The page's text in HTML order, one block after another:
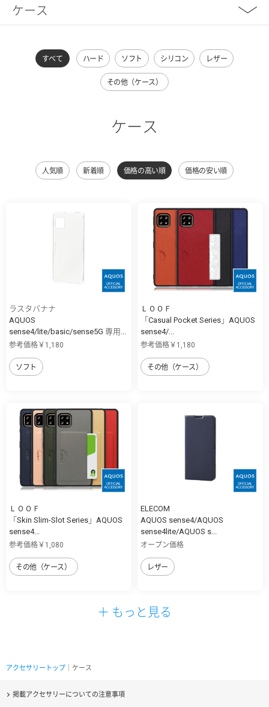
ケース
すべて ハード ソフト シリコン レザー
その他（ケース）
ケース
人気順 新着順 価格の高い順 価格の安い順
ラスタバナナ
AQUOS
sense4/lite/basic/sense5G 専用...
参考価格￥1,180
ソフト
ＬＯＯＦ
「Casual Pocket Series」AQUOS
sense4/...
参考価格￥1,180
その他（ケース）
ＬＯＯＦ
「Skin Slim-Slot Series」AQUOS
sense4...
参考価格￥1,080
その他（ケース）
ELECOM
AQUOS sense4/AQUOS
sense4lite/AQUOS s...
オープン価格
レザー
＋ もっと見る
アクセサリートップ ｜ケース
掲載アクセサリーについての注意事項